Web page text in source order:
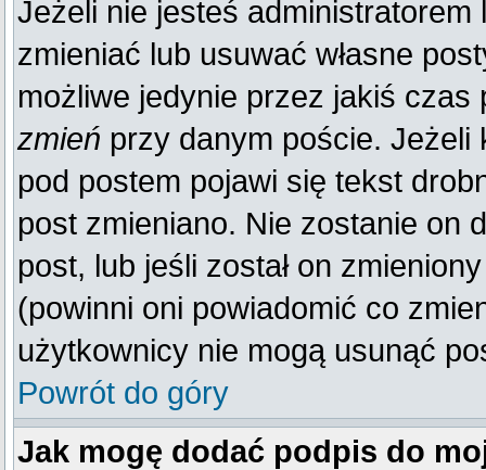
Jeżeli nie jesteś
zmieniać lub usuwać własne
możliwe jedynie przez jakiś
zmień przy danym poście. Jeżeli
pod postem pojawi się tekst
post zmieniano. Nie zostanie on
post, lub jeśli został on
(powinni oni powiadomić co
użytkownicy nie mogą usunąć
Powrót do góry
Jak mogę dodać podpis do